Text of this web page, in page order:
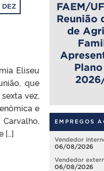
DEZ
Eliseu
que
vez,
e
[…]
FAEM/
Reunião
de
EMPREGOS
Vendedor
06/08/2026
Vendedor
06/08/2026